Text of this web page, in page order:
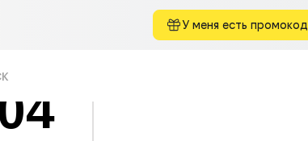
У меня есть промокод